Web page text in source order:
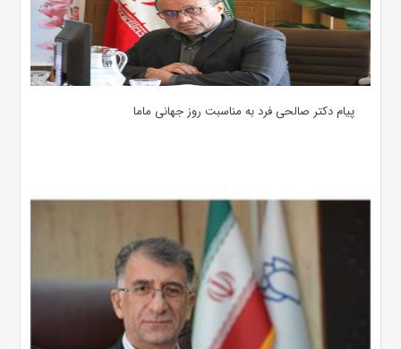
پیام دکتر صالحی فرد به مناسبت روز جهانی ماما